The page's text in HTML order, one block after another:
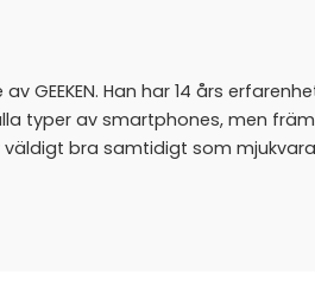
GEEKEN. Han har 14 års
typer av smartphones, men
väldigt bra samtidigt som